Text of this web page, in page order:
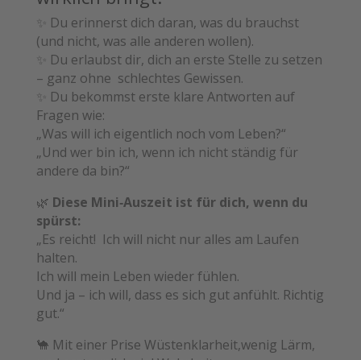
✨ Du erinnerst dich daran, was du brauchst
(und nicht, was alle anderen wollen).
✨ Du erlaubst dir, dich an erste Stelle zu setzen
– ganz ohne schlechtes Gewissen.
✨ Du bekommst erste klare Antworten auf
Fragen wie:
„Was will ich eigentlich noch vom Leben?“
„Und wer bin ich, wenn ich nicht ständig für
andere da bin?“
🌿 Diese Mini‑Auszeit ist für dich, wenn du
spürst:
„Es reicht! Ich will nicht nur alles am Laufen
halten.
Ich will mein Leben wieder fühlen.
Und ja – ich will, dass es sich gut anfühlt. Richtig
gut.“
🐪 Mit einer Prise Wüstenklarheit,wenig Lärm,